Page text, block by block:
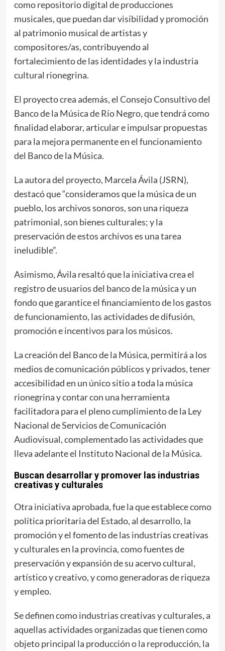
como repositorio digital de producciones
musicales, que puedan dar visibilidad y promoción
al patrimonio musical de artistas y
compositores/as, contribuyendo al
fortalecimiento de las identidades y la industria
cultural rionegrina.
El proyecto crea además, el Consejo Consultivo del
Banco de la Música de Río Negro, que tendrá como
finalidad elaborar, articular e impulsar propuestas
para la mejora permanente en el funcionamiento
del Banco de la Música.
La autora del proyecto, Marcela Ávila (JSRN),
destacó que “consideramos que la música de un
pueblo, los archivos sonoros, son una riqueza
patrimonial, son bienes culturales; y la
preservación de estos archivos es una tarea
ineludible”.
Asimismo, Ávila resaltó que la iniciativa crea el
registro de usuarios del banco de la música y un
fondo que garantice el financiamiento de los gastos
de funcionamiento, las actividades de difusión,
promoción e incentivos para los músicos.
La creación del Banco de la Música, permitirá a los
medios de comunicación públicos y privados, tener
accesibilidad en un único sitio a toda la música
rionegrina y contar con una herramienta
facilitadora para el pleno cumplimiento de la Ley
Nacional de Servicios de Comunicación
Audiovisual, complementado las actividades que
lleva adelante el Instituto Nacional de la Música.
Buscan desarrollar y promover las industrias
creativas y culturales
Otra iniciativa aprobada, fue la que establece como
política prioritaria del Estado, al desarrollo, la
promoción y el fomento de las industrias creativas
y culturales en la provincia, como fuentes de
preservación y expansión de su acervo cultural,
artístico y creativo, y como generadoras de riqueza
y empleo.
Se definen como industrias creativas y culturales, a
aquellas actividades organizadas que tienen como
objeto principal la producción o la reproducción, la